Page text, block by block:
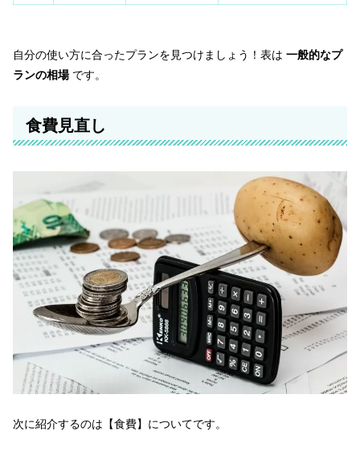
自分の使い方に合ったプランを見つけましょう！表は 一般的なプ
ランの相場です。
食費見直し
次に紹介するのは【食費】についてです。